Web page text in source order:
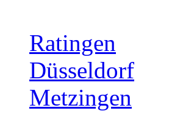
Ratingen
Düsseldorf
Metzingen